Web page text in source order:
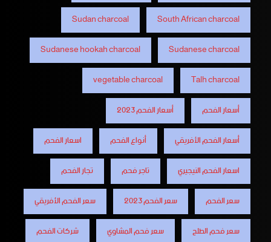
South African charcoal
Sudan charcoal
Sudanese charcoal
Sudanese hookah charcoal
Talh charcoal
vegetable charcoal
أسعار الفحم
أسعار الفحم 2023
أسعار الفحم الأفريقي
أنواع الفحم
اسعار الفحم
اسعار الفحم النيجيري
تاجر فحم
تجار الفحم
سعر الفحم
سعر الفحم 2023
سعر الفحم الأفريقي
سعر فحم الطلح
سعر فحم المشاوي
شركات الفحم